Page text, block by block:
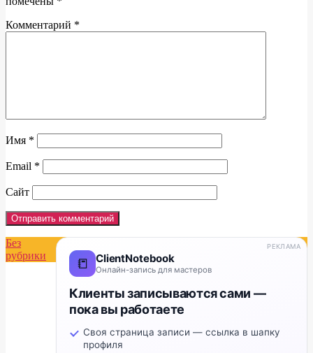
Комментарий *
Имя *
Email *
Сайт
📒 ClientNotebook
Онлайн-запись для мастеров
Клиенты записываются сами —
пока вы работаете
Своя страница записи — ссылка в шапку
профиля
РЕКЛАМА
Без
рубрики